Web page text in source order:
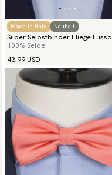
Made in Italy Neuheit
Silber Selbstbinder Fliege Lusso
100% Seide
43.99 USD